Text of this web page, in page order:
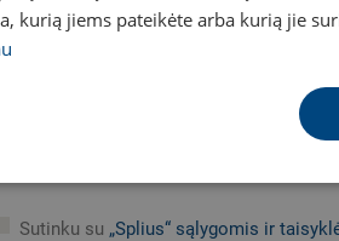
Sutinku su „Splius“ sąlygomis ir
kurią jiems pateikėte arba kurią jie